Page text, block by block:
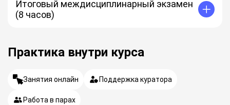
Итоговый междисциплинарный экзамен
(8 часов)
Практика внутри курса
Занятия онлайн Поддержка куратора
Работа в парах